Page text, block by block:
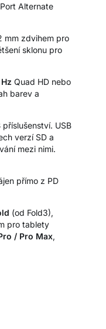
Alternate
mm zdvihem pro
sklonu pro
Quad HD nebo
barev a
USB
verzí SD a
mezi nimi.
přímo z PD
(od Fold3),
pro tablety
/ Pro Max,